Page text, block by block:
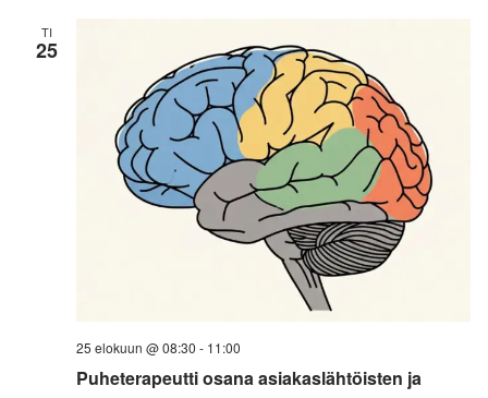
TI
25
Puheterapeutti osana asiakaslähtöisten ja
25 elokuun @ 08:30 - 11:00